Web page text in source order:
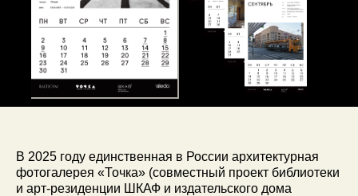
В 2025 году единственная в России архитектурная
фотогалерея «Точка» (совместный проект библиотеки
и арт-резиденции ШКАФ и издательского дома